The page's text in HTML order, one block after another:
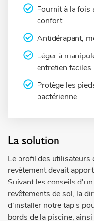
Fournit à la fois
confort
Antidérapant,
Léger à
entretien faciles
Protège les
bactérienne
La solution
Le profil des utilisateurs
revêtement devait
Suivant les conseils
revêtements de sol, la
d'installer notre tapis
bords de la piscine,